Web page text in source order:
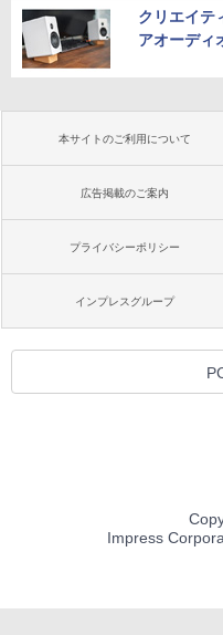
クリエイテ
アオーディ
本サイトのご利用について
広告掲載のご案内
プライバシーポリシー
インプレスグループ
Impress